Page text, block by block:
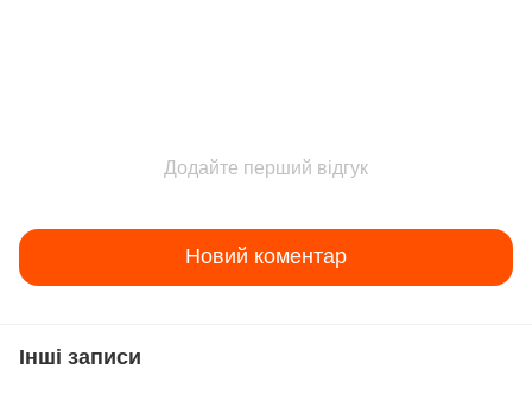
Додайте перший відгук
Новий коментар
Інші записи